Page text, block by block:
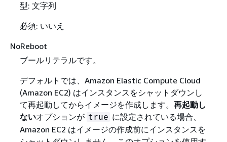
型: 文字列
必須: いいえ
NoReboot
ブールリテラルです。
デフォルトでは、Amazon Elastic Compute Cloud
(Amazon EC2) はインスタンスをシャットダウンし
て再起動してからイメージを作成します。 再起動し
ないオプションが true に設定されている場合、
Amazon EC2 はイメージの作成前にインスタンスを